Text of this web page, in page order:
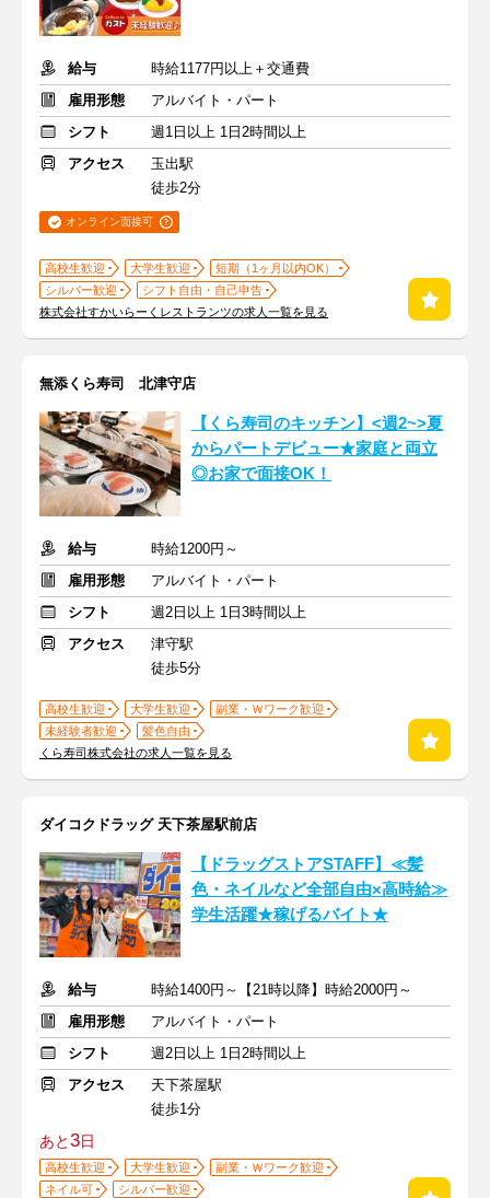
給与
時給1177円以上＋交通費
雇用形態
アルバイト・パート
シフト
週1日以上 1日2時間以上
アクセス
玉出駅
徒歩2分
オンライン面接可
高校生歓迎 大学生歓迎
短期（1ヶ月以内OK）
シルバー歓迎
シフト自由・自己申告
株式会社すかいらーくレストランツの求人一覧を見る
無添くら寿司 北津守店
【くら寿司のキッチン】<週2~>夏
からパートデビュー★家庭と両立
◎お家で面接OK！
給与
時給1200円～
雇用形態
アルバイト・パート
シフト
週2日以上 1日3時間以上
アクセス
津守駅
徒歩5分
高校生歓迎 大学生歓迎
副業・Ｗワーク歓迎
未経験者歓迎
髪色自由
くら寿司株式会社の求人一覧を見る
ダイコクドラッグ 天下茶屋駅前店
【ドラッグストアSTAFF】≪髪
色・ネイルなど全部自由×高時給≫
学生活躍★稼げるバイト★
給与
時給1400円～【21時以降】時給2000円～
雇用形態
アルバイト・パート
シフト
週2日以上 1日2時間以上
アクセス
天下茶屋駅
徒歩1分
あと3日
高校生歓迎 大学生歓迎
副業・Ｗワーク歓迎
ネイル可
シルバー歓迎